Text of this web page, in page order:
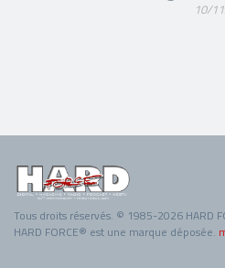
10/
Tous droits réservés. © 1985-2026 HARD
HARD FORCE® est une marque déposée.